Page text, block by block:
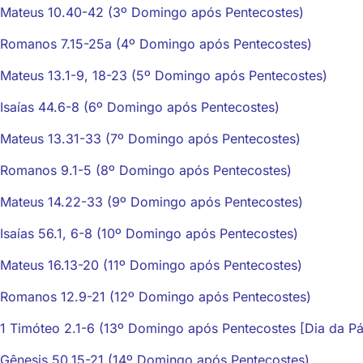
Mateus 10.40-42 (3º Domingo após Pentecostes)
Romanos 7.15-25a (4º Domingo após Pentecostes)
Mateus 13.1-9, 18-23 (5º Domingo após Pentecostes)
Isaías 44.6-8 (6º Domingo após Pentecostes)
Mateus 13.31-33 (7º Domingo após Pentecostes)
Romanos 9.1-5 (8º Domingo após Pentecostes)
Mateus 14.22-33 (9º Domingo após Pentecostes)
Isaías 56.1, 6-8 (10º Domingo após Pentecostes)
Mateus 16.13-20 (11º Domingo após Pentecostes)
Romanos 12.9-21 (12º Domingo após Pentecostes)
1 Timóteo 2.1-6 (13º Domingo após Pentecostes [Dia da